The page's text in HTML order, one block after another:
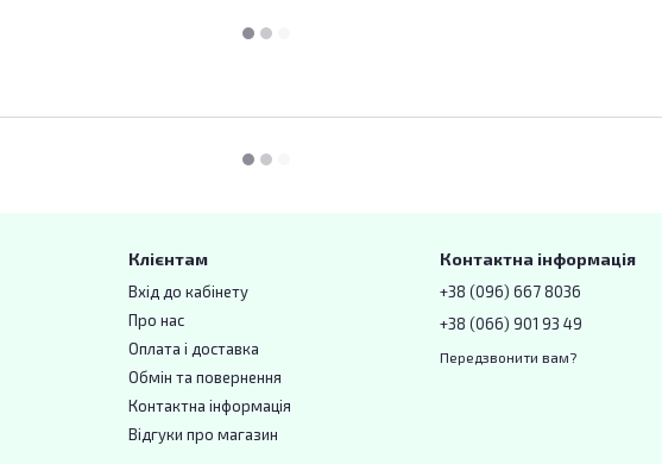
Клієнтам
Вхід до кабінету
Про нас
Оплата і доставка
Обмін та повернення
Контактна інформація
Відгуки про магазин
Контактна інформація
+38 (096) 667 8036
+38 (066) 901 93 49
Передзвонити вам?